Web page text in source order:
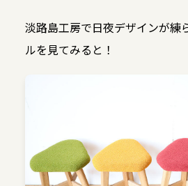
淡路島工房で日夜デザインが練
ルを見てみると！